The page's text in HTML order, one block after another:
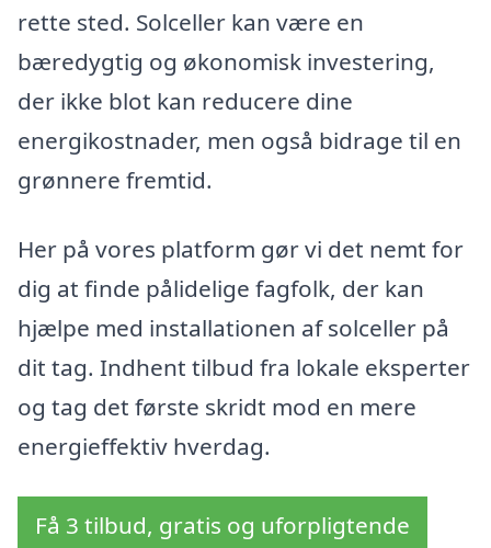
rette sted. Solceller kan være en
bæredygtig og økonomisk investering,
der ikke blot kan reducere dine
energikostnader, men også bidrage til en
grønnere fremtid.
Her på vores platform gør vi det nemt for
dig at finde pålidelige fagfolk, der kan
hjælpe med installationen af solceller på
dit tag. Indhent tilbud fra lokale eksperter
og tag det første skridt mod en mere
energieffektiv hverdag.
Få 3 tilbud, gratis og uforpligtende